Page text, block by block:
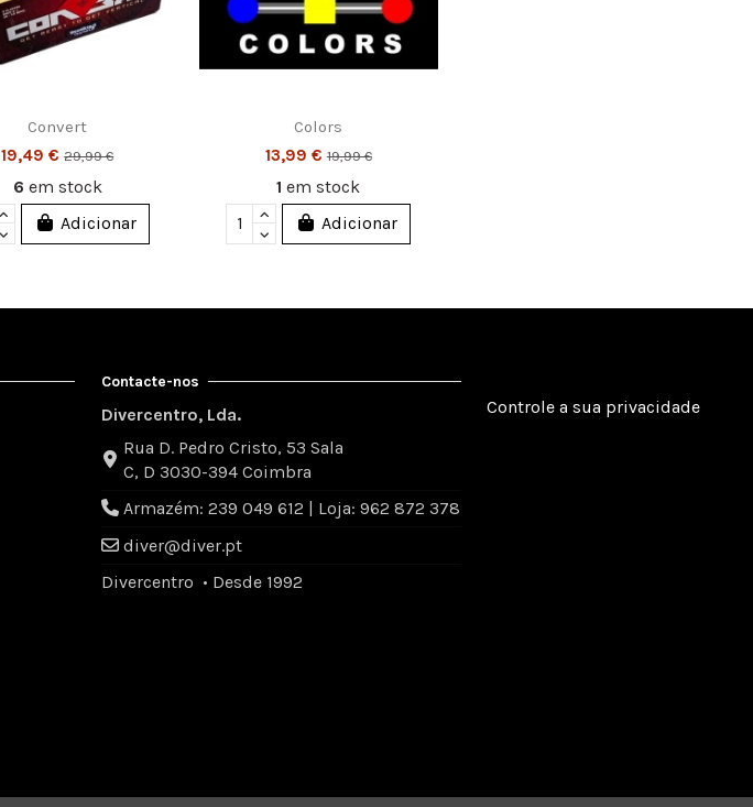
Convert
19,49 €29,99 €
6 em stock
Adicionar
Colors
13,99 €19,99 €
1em stock
Adicionar
Contacte-nos
Divercentro, Lda.
Rua D. Pedro Cristo, 53 Sala
C, D 3030-394 Coimbra
Armazém: 239 049 612 | Loja: 962 872 378
diver@diver.pt
Divercentro • Desde 1992
Controle a sua privacidade